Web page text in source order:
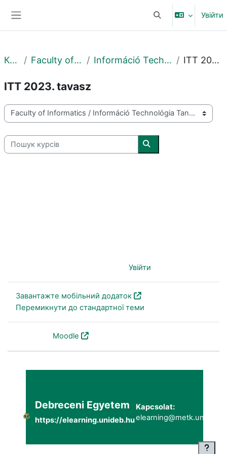
ПереключитиУвійти
Курси Faculty of Informatics Információ Technológia Tanszék ITT 2023. tavasz
ITT 2023. tavasz
Категорії курсів
Пошук курсів
Пошук курсів
Увійти
Завантажте мобільний додаток
Перемикнути до стандартної теми
Moodle
Debreceni Egyetem
https://elearning.unideb.hu
Kapcsolat: